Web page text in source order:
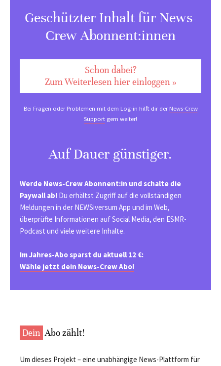
Geschützter Inhalt für News-
Crew Abonnent:innen
Schon dabei?
Zum Weiterlesen hier einloggen »
Bei Fragen oder Problemen mit dem Log-in hilft dir derNews-Crew
Support gern weiter!
Auf Dauer günstiger.
Werde News-Crew Abonnent:in und schalte die
Paywall ab! Du erhältst Zugriff auf die vollständigen
Meldungen in der NEWSiversum App und im Web,
überprüfte Informationen auf Social Media, den ESMR-
Podcast und viele weitere Inhalte.
Im Jahres-Abo sparst du aktuell 12 €:
Wähle jetzt dein News-Crew Abo!
Dein Abo zählt!
Um dieses Projekt – eine unabhängige News-Plattform für